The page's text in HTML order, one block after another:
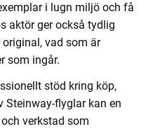
i lugn miljö och få
aktör ger också tydlig
vad som är
som ingår.
stöd kring köp,
Steinway-flyglar kan en
verkstad som